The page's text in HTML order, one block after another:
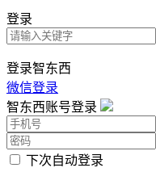
登录
登录智东西
微信登录
智东西账号登录
下次自动登录